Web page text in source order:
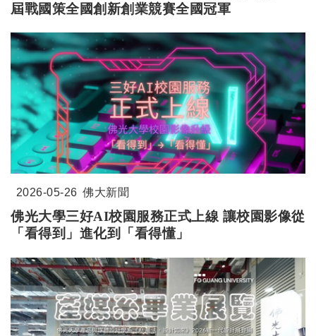
屆戰國策全國創新創業競賽全國冠軍
2026-05-26 佛大新聞
佛光大學三好AI校園服務正式上線 讓校園影像從
「看得到」進化到「看得懂」